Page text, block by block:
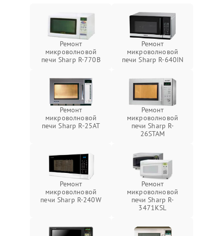
Ремонт
микроволновой
печи Sharp R-770B
Ремонт
микроволновой
печи Sharp R-640IN
Ремонт
микроволновой
печи Sharp R-25AT
Ремонт
микроволновой
печи Sharp R-
26STAM
Ремонт
микроволновой
печи Sharp R-240W
Ремонт
микроволновой
печи Sharp R-
3471KSL